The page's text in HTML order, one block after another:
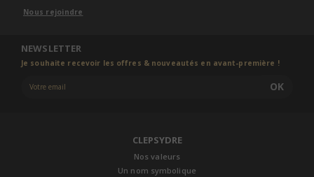
Nous rejoindre
NEWSLETTER
Je souhaite recevoir les offres & nouveautés en avant-première !
OK
CLEPSYDRE
Nos valeurs
Un nom symbolique